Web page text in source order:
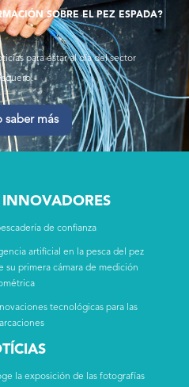
SOBRE EL PEZ ESPADA?
para estar al día del sector
saber más
INNOVADORES
de confianza
artificial en la pesca del pez
su primera cámara de medición
tecnológicas para las
la exposición de las fotografías